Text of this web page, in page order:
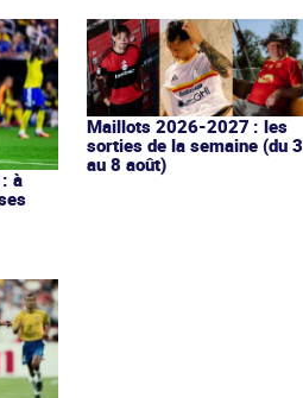
à
Maillots 2026-2027 : les
sorties de la semaine (du 3
au 8 août)